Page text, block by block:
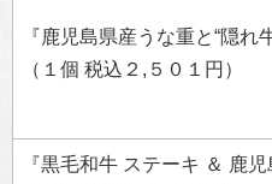
『鹿児島県産うな重と“隠れ
（１個 税込２ , ５０１円）
『黒毛和牛 ステーキ ＆ 鹿児